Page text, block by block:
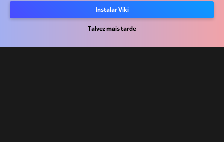
Instalar Viki
Talvez mais tarde
Central de imprensa
Termos de uso